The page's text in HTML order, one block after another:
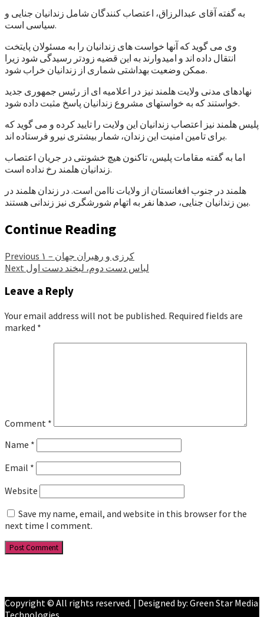
به گفته آقای عبدالرزاق، اعتصاب کنندگان شامل زندانیان جنایی و
سیاسی است.
وی می گوید که آنها خواست های زندانیان را به مسئولان پایتخت
انتقال داده اند و امیدوارند به این قضیه زودتر رسیدگی شود زیرا
ممکن وضعیت بهداشتی شماری از زندانیان خراب شود.
نهادهای مدنی ولایت هلمند نیز در اعلامیه ای از رئیس جمهوری جدید
خواستند که به خواستهای مشروع زندانیان پاسخ مثبت داده شود.
پلیس هلمند نیز اعتصاب زندانیان این ولایت را تایید کرده و می گوید که
برای تامین امنیت این زندان، شمار بیشتری نیرو فرستاده اند.
اما به گفته مقامات پلیس، تاکنون هیچ خشونتی در جریان اعتصاب
زندانیان هلمند رخ نداده است.
هلمند در جنوب افغانستان از ولایات ناامن است. در زندان هلمند در
بین زندانیان جنایی، صدها نفر به اتهام شورشگری نیز زندانی هستند.
Continue Reading
Previous
کرزی و رهبران جهان – ۱
Next لباس دست دوم، لبخند دست اول
Leave a Reply
Your email address will not be published. Required fields are
marked *
Comment *
Name *
Email *
Website
Save my name, email, and website in this browser for the
next time I comment.
Copyright © All rights reserved. | Designed by: Green Star Media